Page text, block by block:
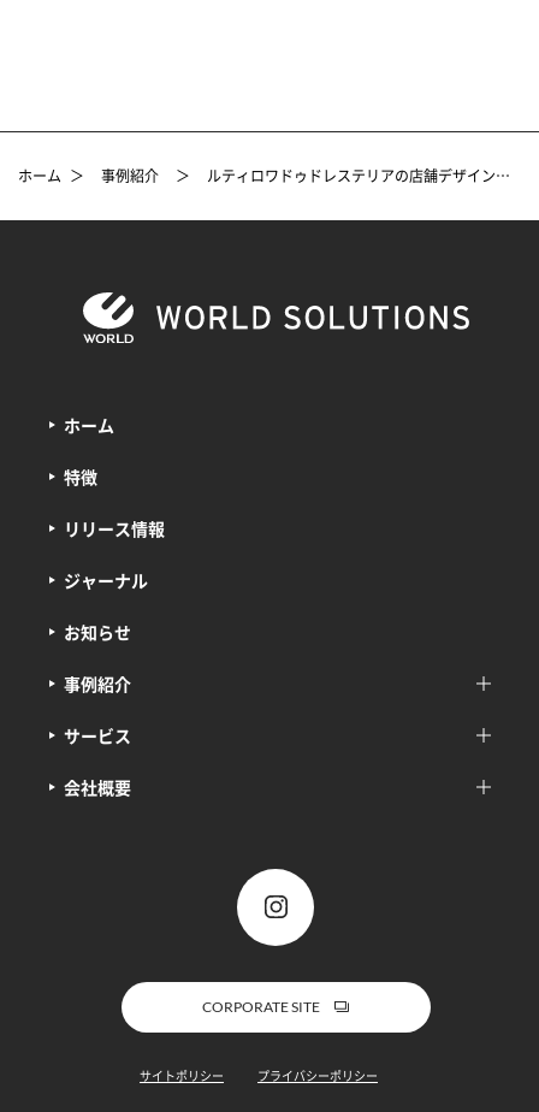
ホーム ＞ 事例紹介 ＞ ルティロワドゥドレステリアの店舗デザイン設計プロデュース事例
ホーム
特徴
サービス
事例紹介
会社概要
リリース情報
ジャーナル
お知らせ
CORPORATE SITE
サイトポリシー プライバシーポリシー